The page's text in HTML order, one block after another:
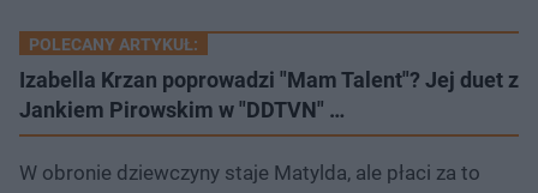
POLECANY ARTYKUŁ:
Izabella Krzan poprowadzi "Mam Talent"? Jej duet z
Jankiem Pirowskim w "DDTVN" …
W obronie dziewczyny staje Matylda, ale płaci za to